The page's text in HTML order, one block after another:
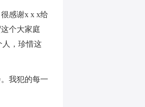
感谢x x x给
个大家庭
人，珍惜这
我犯的每一